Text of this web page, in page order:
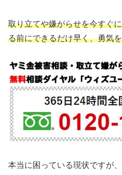
取り立てや嫌がらせを今すぐ
る前にできるだけ早く、勇気
本当に困っている現状ですが